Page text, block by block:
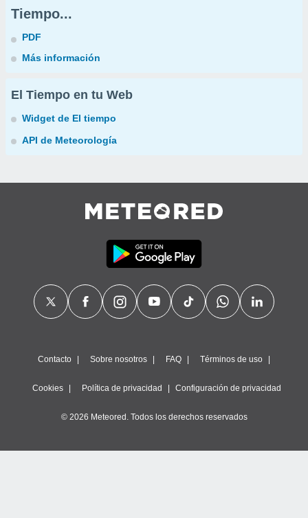
Tiempo...
PDF
Más información
El Tiempo en tu Web
Widget de El tiempo
API de Meteorología
Contacto Sobre nosotros FAQ Términos de uso
Cookies Política de privacidad Configuración de privacidad
© 2026 Meteored. Todos los derechos reservados